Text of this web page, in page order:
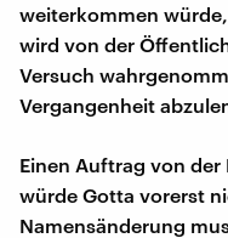
weiterkommen
wird von der
Versuch
Vergangenheit
Einen Auftrag von der
würde Gotta vorerst
Namensänderung